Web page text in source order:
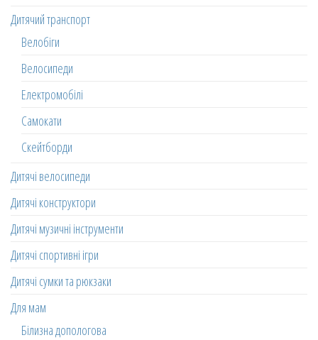
Дитячий транспорт
Велобіги
Велосипеди
Електромобілі
Самокати
Скейтборди
Дитячі велосипеди
Дитячі конструктори
Дитячі музичні інструменти
Дитячі спортивні ігри
Дитячі сумки та рюкзаки
Для мам
Білизна допологова